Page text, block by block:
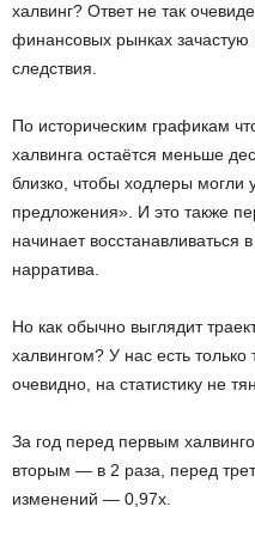
халвинг? Ответ не так
финансовых рынках зачастую
следствия.
По историческим графикам
халвинга остаётся меньше
близко, чтобы ходлеры могли
предложения». И это также
начинает восстанавливаться
нарратива.
Но как обычно выглядит
халвингом? У нас есть только
очевидно, на статистику не
За год перед первым
вторым — в 2 раза, перед
изменений — 0,97x.